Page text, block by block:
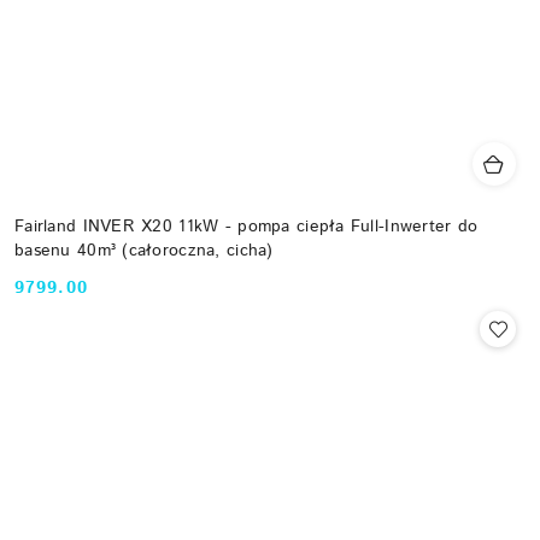
Fairland INVER X20 11kW - pompa ciepła Full-Inwerter do
basenu 40m³ (całoroczna, cicha)
Cena:
9799.00